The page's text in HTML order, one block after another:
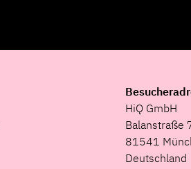
HiQ GmbH
Balanstraße
81541
Deutschland